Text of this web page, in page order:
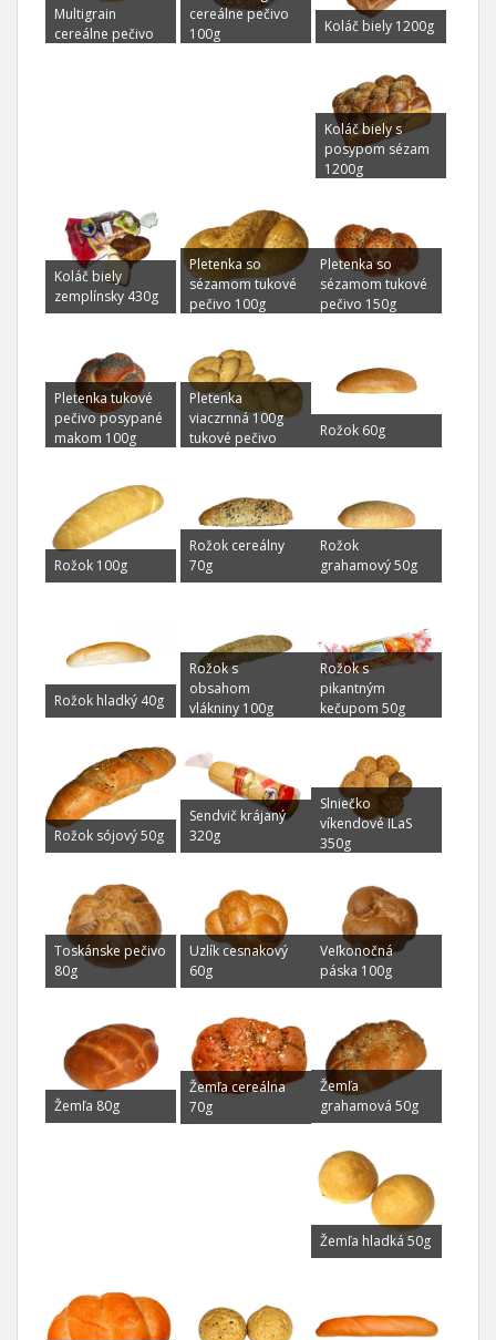
Multigrain
cereálne pečivo
cereálne pečivo
100g
Koláč biely 1200g
Koláč biely s
posypom sézam
1200g
Koláč biely
zemplínsky 430g
Pletenka so
sézamom tukové
pečivo 100g
Pletenka so
sézamom tukové
pečivo 150g
Pletenka tukové
pečivo posypané
makom 100g
Pletenka
viaczrnná 100g
tukové pečivo
Rožok 60g
Rožok 100g
Rožok cereálny
70g
Rožok
grahamový 50g
Rožok hladký 40g
Rožok s
obsahom
vlákniny 100g
Rožok s
pikantným
kečupom 50g
Rožok sójový 50g
Sendvič krájaný
320g
Slniečko
víkendové ILaS
350g
Toskánske pečivo
80g
Uzlík cesnakový
60g
Veľkonočná
páska 100g
Žemľa 80g
Žemľa cereálna
70g
Žemľa
grahamová 50g
Žemľa hladká 50g